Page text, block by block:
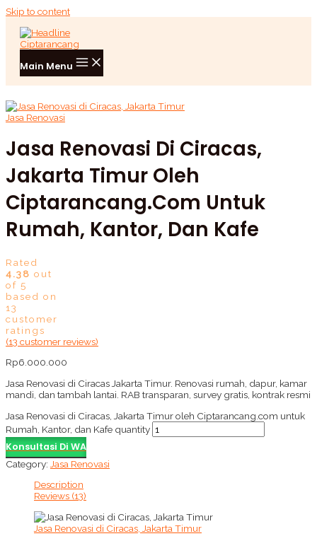
Skip to content
Main Menu
Jasa Renovasi
Jasa Renovasi Di Ciracas,
Jakarta Timur Oleh
Ciptarancang.com Untuk
Rumah, Kantor, Dan Kafe
Rated
4.38 out
of 5
based on
13
customer
ratings
(13 customer reviews)
Rp6.000.000
Jasa Renovasi di Ciracas Jakarta Timur. Renovasi rumah, dapur, kamar
mandi, dan tambah lantai. RAB transparan, survey gratis, kontrak resmi
Jasa Renovasi di Ciracas, Jakarta Timur oleh Ciptarancang.com untuk
Rumah, Kantor, dan Kafe quantity
Konsultasi Di WA
Category: Jasa Renovasi
Description
Reviews (13)
Jasa Renovasi di Ciracas, Jakarta Timur